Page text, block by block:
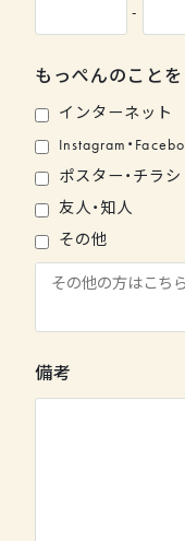
-
もっぺんのこと
インターネット
Instagram・
ポスター・チラシ
友人・知人
その他
備考